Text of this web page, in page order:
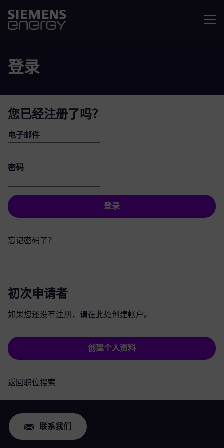
登录
您已经注册了吗？
登录：用户和密码
电子邮件
密码
登录
忘记密码了？
初次申请者
如果您还没有注册，请在此处创建帐户。
创建个人资料
返回职位搜索
联系我们